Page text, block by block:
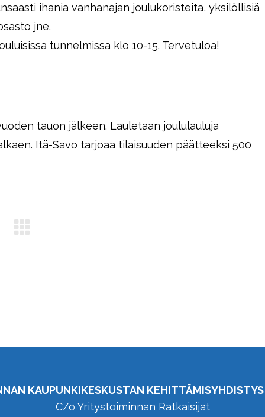
ihania vanhanajan joulukoristeita, yksilöllisiä
jne.
tunnelmissa klo 10-15. Tervetuloa!
tauon jälkeen. Lauletaan joululauluja
Itä-Savo tarjoaa tilaisuuden päätteeksi 500
KAUPUNKIKESKUSTAN KEHITTÄMISYHDISTYS
C/o Yritystoiminnan Ratkaisijat